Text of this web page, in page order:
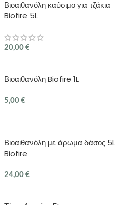
Βιοαιθανόλη καύσιμο για τζάκια
Biofire 5L
20,00€
Βιοαιθανόλη Biofire 1L
5,00€
Βιοαιθανόλη με άρωμα δάσος 5L
Biofire
24,00€